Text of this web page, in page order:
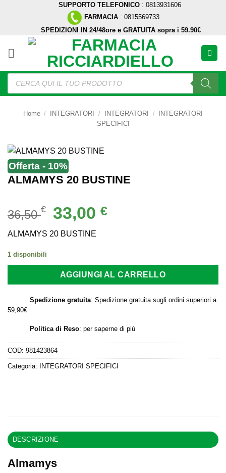
SUPPORTO TELEFONICO : 0813931606
FARMACIA : 0815569733
SPEDIZIONI IN 24/48ore e GRATUITA sopra i 59.90€
Ricerca
prodotti
Home / INTEGRATORI / INTEGRATORI /
INTEGRATORI
SPECIFICI
Offerta - 10%
ALMAMYS 20 BUSTINE
36,50€
Il
prezzo
originale
33,00€Il
ALMAMYS 20 BUSTINE
1 disponibili
AGGIUNGI AL CARRELLO
Spedizione gratuita: Spedizione gratuita sugli ordini superiori a
59,90€
Politica di Reso: per saperne di più
COD: 981423864
Categoria: INTEGRATORI SPECIFICI
DESCRIZIONE
Almamys